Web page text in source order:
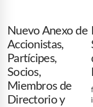
Nuevo Anexo de
Accionistas,
Partícipes,
Socios,
Miembros de
Directorio y